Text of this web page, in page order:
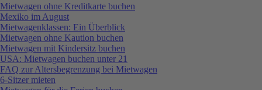
Mietwagen ohne Kreditkarte buchen
Mexiko im August
Mietwagenklassen: Ein Überblick
Mietwagen ohne Kaution buchen
Mietwagen mit Kindersitz buchen
USA: Mietwagen buchen unter 21
FAQ zur Altersbegrenzung bei Mietwagen
6-Sitzer mieten